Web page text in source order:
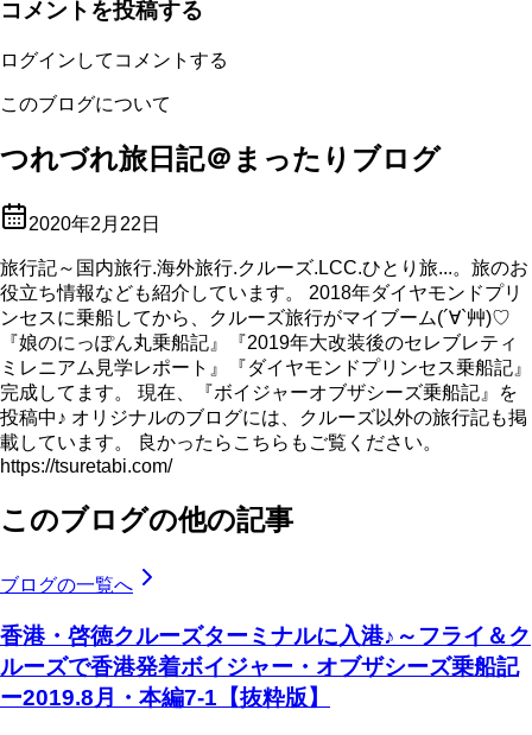
コメントを投稿する
ログインしてコメントする
このブログについて
つれづれ旅日記＠まったりブログ
2020年2月22日
旅行記～国内旅行.海外旅行.クルーズ.LCC.ひとり旅...。旅のお
役立ち情報なども紹介しています。 2018年ダイヤモンドプリ
ンセスに乗船してから、クルーズ旅行がマイブーム(´∀`艸)♡
『娘のにっぽん丸乗船記』『2019年大改装後のセレブレティ
ミレニアム見学レポート』『ダイヤモンドプリンセス乗船記』
完成してます。 現在、『ボイジャーオブザシーズ乗船記』を
投稿中♪ オリジナルのブログには、クルーズ以外の旅行記も掲
載しています。 良かったらこちらもご覧ください。
https://tsuretabi.com/
このブログの他の記事
ブログの一覧へ
香港・啓徳クルーズターミナルに入港♪～フライ＆ク
ルーズで香港発着ボイジャー・オブザシーズ乗船記
ー2019.8月・本編7-1【抜粋版】